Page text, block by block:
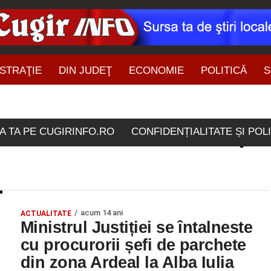
DIN JUDEŢ ECONOMIE POLITICĂ
TA PE CUGIRINFO.RO CONFIDENȚIALITATE ȘI
etichetate "sefi de
ACTUALITATE acum 14 ani
Ministrul Justiției se întalneste
cu procurorii șefi de parchete
din zona Ardeal la Alba Iulia